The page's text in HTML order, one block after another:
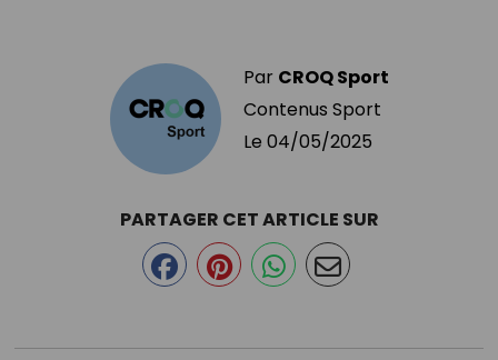
Par CROQ Sport
Contenus Sport
Le 04/05/2025
PARTAGER CET ARTICLE SUR